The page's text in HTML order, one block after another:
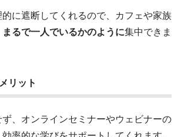
に遮断してくれるので、カフェや家族
まるで一人でいるかのように集中できま
リット
、オンラインセミナーやウェビナーの